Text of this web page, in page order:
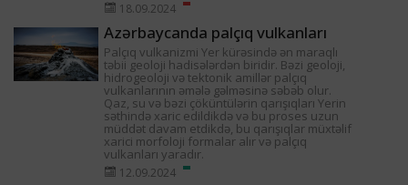
18.09.2024
Azərbaycanda palçıq vulkanları
Palçıq vulkanizmi Yer kürəsində ən maraqlı
təbii geoloji hadisələrdən biridir. Bəzi geoloji,
hidrogeoloji və tektonik amillər palçıq
vulkanlarının əmələ gəlməsinə səbəb olur.
Qaz, su və bəzi çöküntülərin qarışıqları Yerin
səthində xaric edildikdə və bu proses uzun
müddət davam etdikdə, bu qarışıqlar müxtəlif
xarici morfoloji formalar alır və palçıq
vulkanları yaradır.
12.09.2024